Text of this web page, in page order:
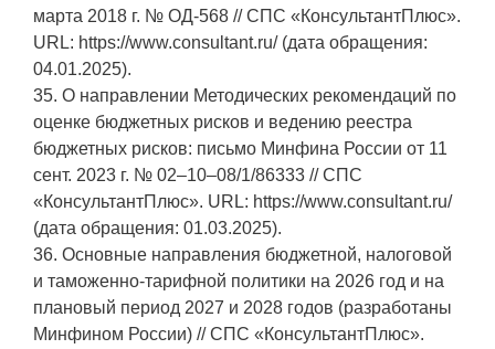
марта 2018 г. № ОД-568 // СПС «КонсультантПлюс».
URL: https://www.consultant.ru/ (дата обращения:
04.01.2025).
35. О направлении Методических рекомендаций по
оценке бюджетных рисков и ведению реестра
бюджетных рисков: письмо Минфина России от 11
сент. 2023 г. № 02–10–08/1/86333 // СПС
«КонсультантПлюс». URL: https://www.consultant.ru/
(дата обращения: 01.03.2025).
36. Основные направления бюджетной, налоговой
и таможенно-тарифной политики на 2026 год и на
плановый период 2027 и 2028 годов (разработаны
Минфином России) // СПС «КонсультантПлюс».